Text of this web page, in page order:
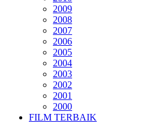
2009
2008
2007
2006
2005
2004
2003
2002
2001
2000
FILM TERBAIK